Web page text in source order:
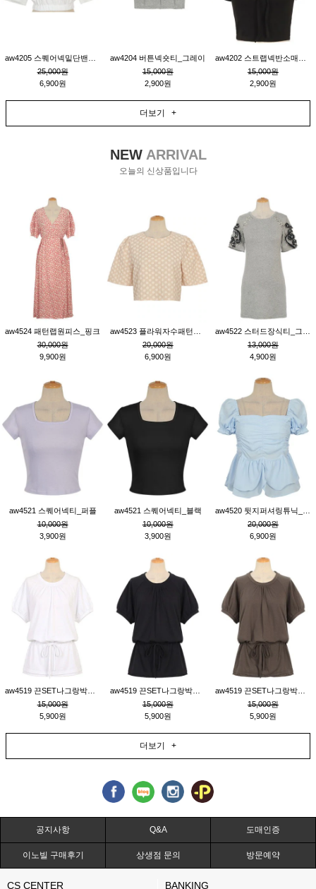
25,000원
6,900원
aw4204 버튼넥숏티_그레이
15,000원
2,900원
15,000원
2,900원
더보기 +
NEWARRIVAL
오늘의 신상품입니다
aw4524 패턴랩원피스_핑크
30,000원
9,900원
20,000원
6,900원
13,000원
4,900원
aw4521 스퀘어넥티_퍼플
10,000원
3,900원
aw4521 스퀘어넥티_블랙
10,000원
3,900원
20,000원
6,900원
15,000원
5,900원
15,000원
5,900원
15,000원
5,900원
더보기 +
공지사항 Q&A 도매인증
이노빌 구매후기 상생점 문의 방문예약
CS CENTER BANKING